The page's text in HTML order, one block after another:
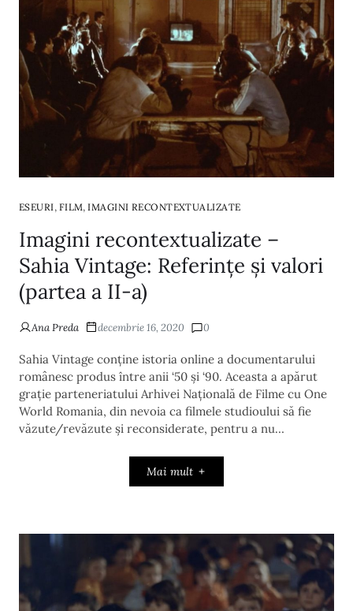
ESEURI, FILM,IMAGINI RECONTEXTUALIZATE
Imagini recontextualizate –
Sahia Vintage: Referințe și valori
(partea a II-a)
Ana Preda decembrie 16, 2020 0
Sahia Vintage conține istoria online a documentarului
românesc produs între anii ‘50 și ‘90. Aceasta a apărut
grație parteneriatului Arhivei Națională de Filme cu One
World Romania, din nevoia ca filmele studioului să fie
văzute/revăzute și reconsiderate, pentru a nu…
Mai mult